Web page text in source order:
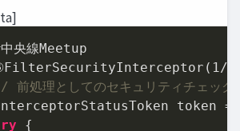
央線Meetup
1/
前処理としてのセキュリティチェック
token =